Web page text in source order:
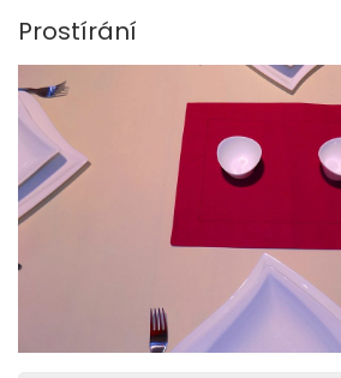
Prostírání